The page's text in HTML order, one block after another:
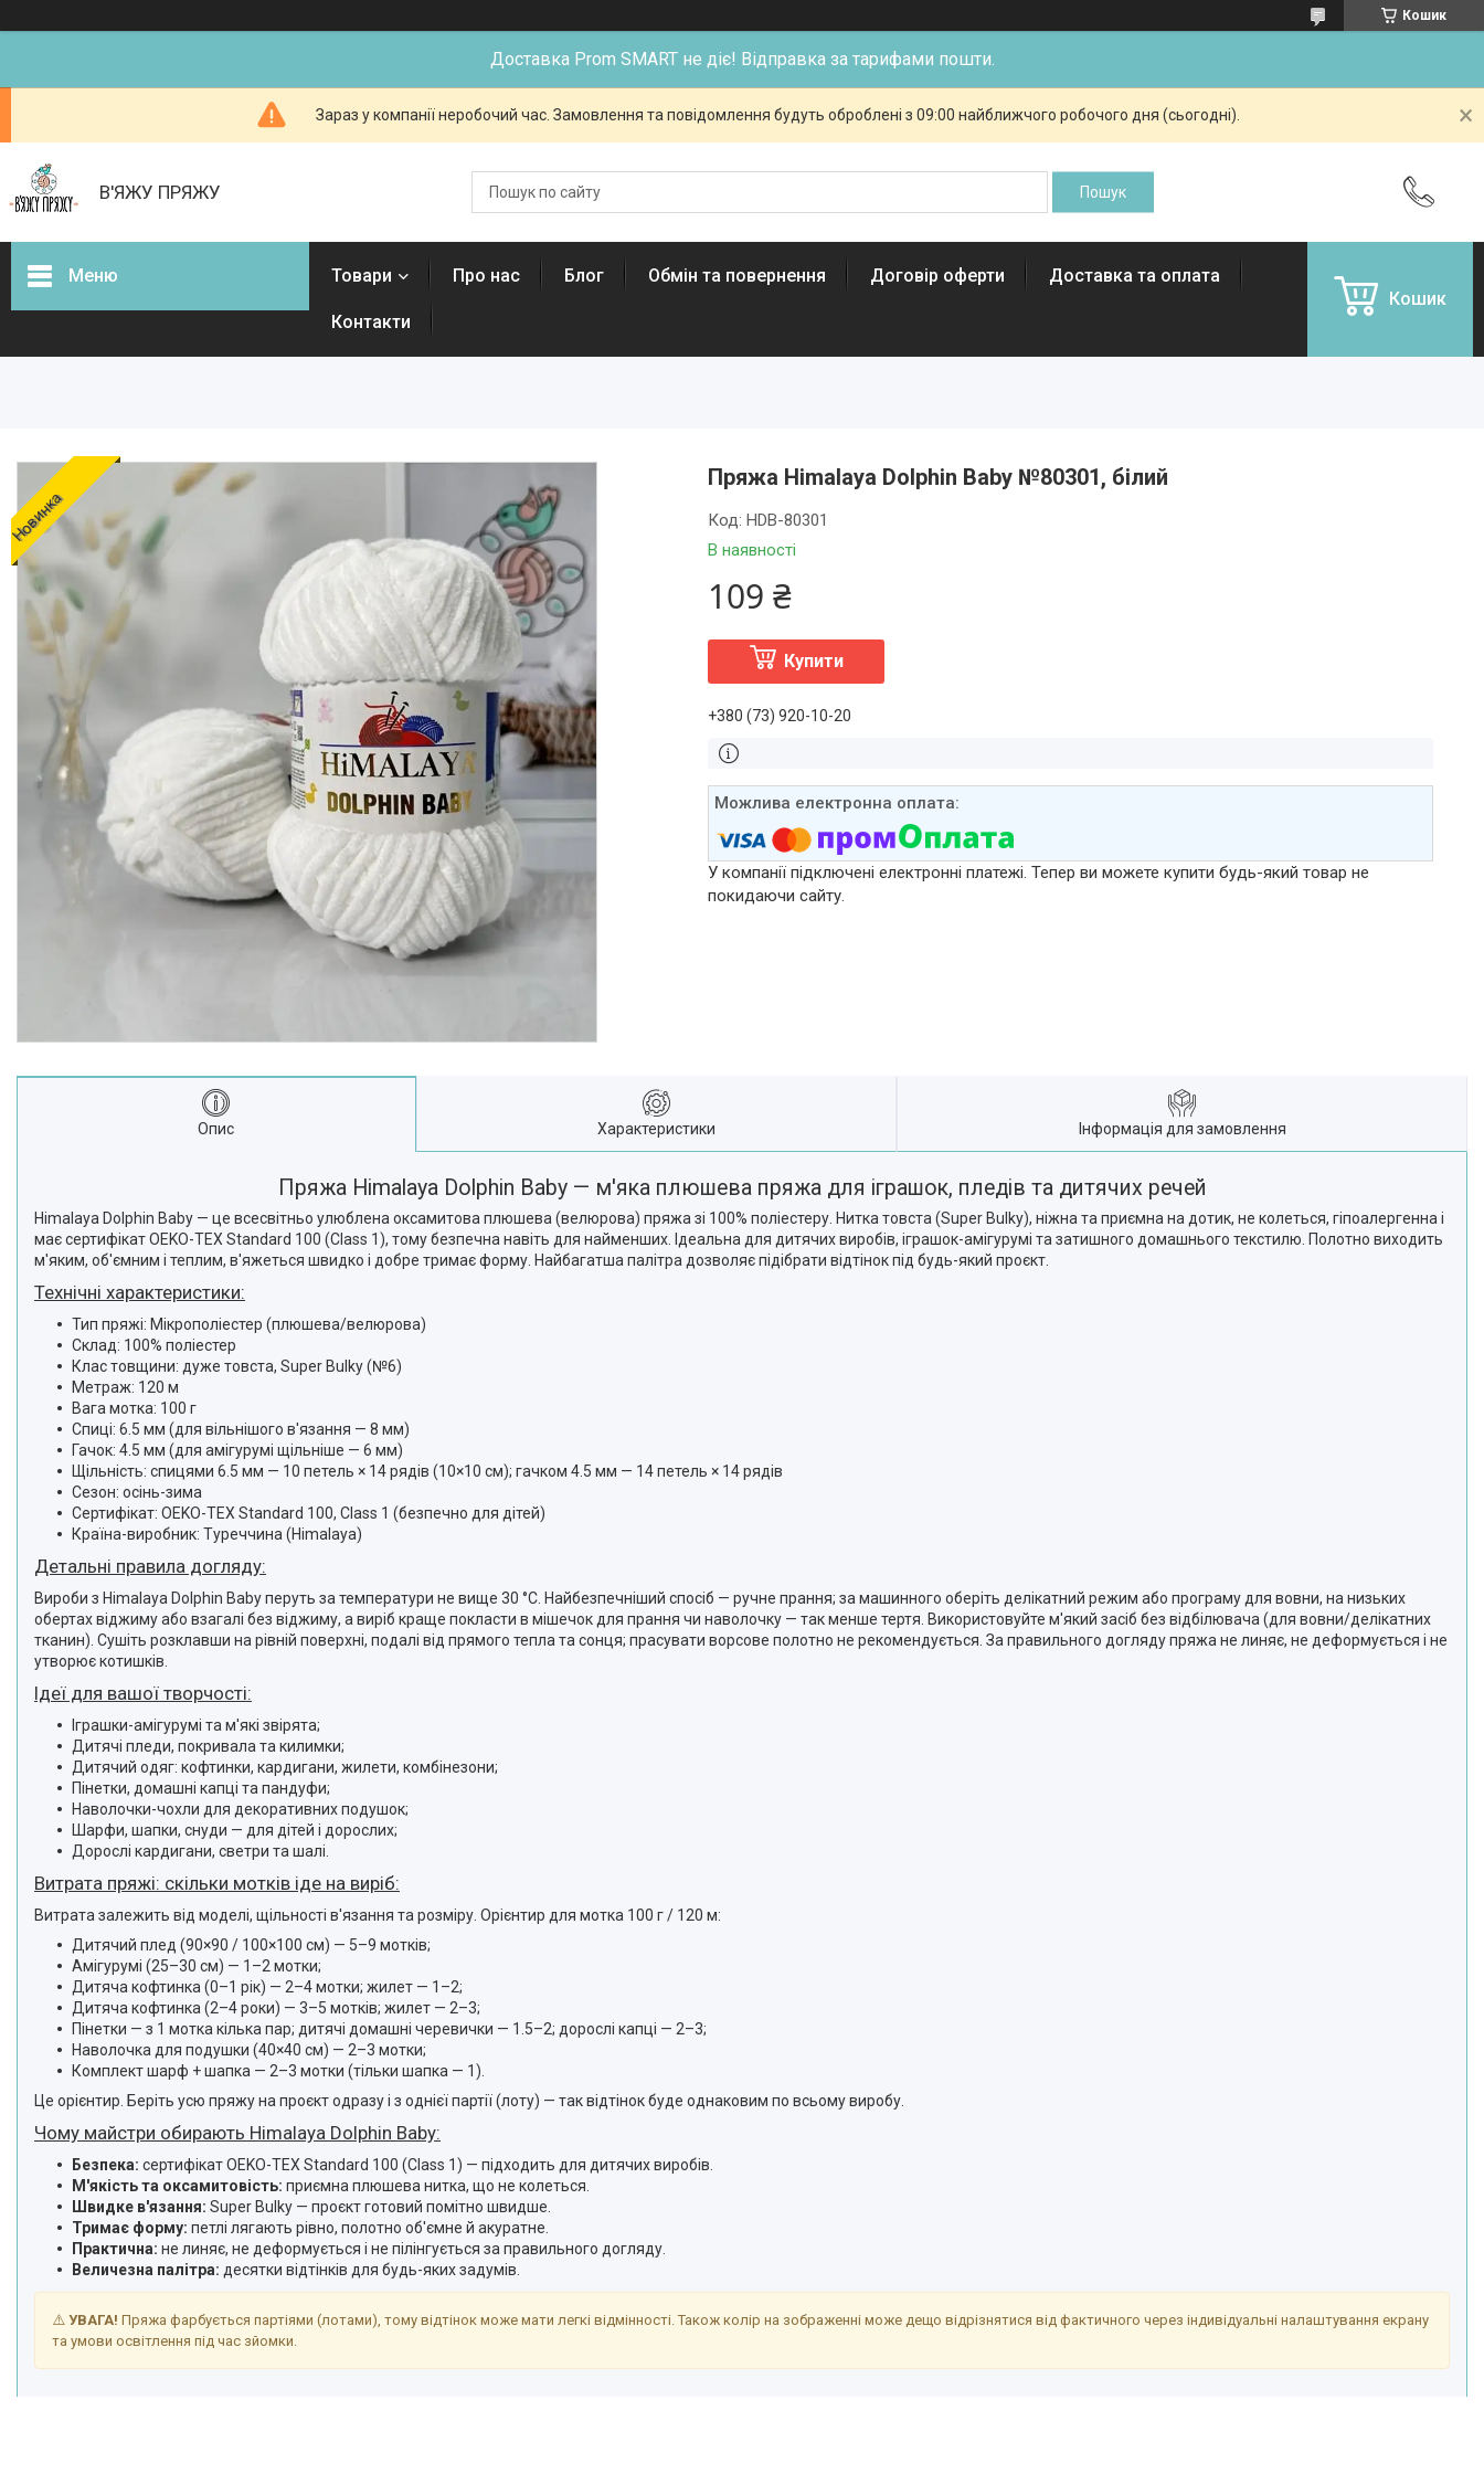
Кошик
Доставка Prom SMART не діє! Відправка за тарифами пошти.
Зараз у компанії неробочий час. Замовлення та повідомлення будуть оброблені з 09:00 найближчого робочого дня (сьогодні).
В'ЯЖУ ПРЯЖУ
Меню Товари Про нас Блог Обмін та повернення Договір оферти Доставка та оплата
Контакти
Кошик
Новинка
Пряжа Himalaya Dolphin Baby №80301, білий
В наявності
Код:HDB-80301
109 ₴
Купити
+380 (73) 920-10-20
У компанії підключені електронні платежі. Тепер ви можете купити будь-який товар не
покидаючи сайту.
Опис Характеристики Інформація для замовлення
Пряжа Himalaya Dolphin Baby — м'яка плюшева пряжа для іграшок, пледів та дитячих речей
Himalaya Dolphin Baby — це всесвітньо улюблена оксамитова плюшева (велюрова) пряжа зі 100% поліестеру. Нитка товста (Super Bulky), ніжна та приємна на дотик, не колеться, гіпоалергенна і
має сертифікат OEKO-TEX Standard 100 (Class 1), тому безпечна навіть для найменших. Ідеальна для дитячих виробів, іграшок-амігурумі та затишного домашнього текстилю. Полотно виходить
м'яким, об'ємним і теплим, в'яжеться швидко і добре тримає форму. Найбагатша палітра дозволяє підібрати відтінок під будь-який проєкт.
Технічні характеристики:
Тип пряжі: Мікрополіестер (плюшева/велюрова)
Склад: 100% поліестер
Клас товщини: дуже товста, Super Bulky (№6)
Метраж: 120 м
Вага мотка: 100 г
Спиці: 6.5 мм (для вільнішого в'язання — 8 мм)
Гачок: 4.5 мм (для амігурумі щільніше — 6 мм)
Щільність: спицями 6.5 мм — 10 петель × 14 рядів (10×10 см); гачком 4.5 мм — 14 петель × 14 рядів
Сезон: осінь-зима
Сертифікат: OEKO-TEX Standard 100, Class 1 (безпечно для дітей)
Країна-виробник: Туреччина (Himalaya)
Детальні правила догляду:
Вироби з Himalaya Dolphin Baby перуть за температури не вище 30 °C. Найбезпечніший спосіб — ручне прання; за машинного оберіть делікатний режим або програму для вовни, на низьких
обертах віджиму або взагалі без віджиму, а виріб краще покласти в мішечок для прання чи наволочку — так менше тертя. Використовуйте м'який засіб без відбілювача (для вовни/делікатних
тканин). Сушіть розклавши на рівній поверхні, подалі від прямого тепла та сонця; прасувати ворсове полотно не рекомендується. За правильного догляду пряжа не линяє, не деформується і не
утворює котишків.
Ідеї для вашої творчості:
Іграшки-амігурумі та м'які звірята;
Дитячі пледи, покривала та килимки;
Дитячий одяг: кофтинки, кардигани, жилети, комбінезони;
Пінетки, домашні капці та пандуфи;
Наволочки-чохли для декоративних подушок;
Шарфи, шапки, снуди — для дітей і дорослих;
Дорослі кардигани, светри та шалі.
Витрата пряжі: скільки мотків іде на виріб:
Витрата залежить від моделі, щільності в'язання та розміру. Орієнтир для мотка 100 г / 120 м:
Дитячий плед (90×90 / 100×100 см) — 5–9 мотків;
Амігурумі (25–30 см) — 1–2 мотки;
Дитяча кофтинка (0–1 рік) — 2–4 мотки; жилет — 1–2;
Дитяча кофтинка (2–4 роки) — 3–5 мотків; жилет — 2–3;
Пінетки — з 1 мотка кілька пар; дитячі домашні черевички — 1.5–2; дорослі капці — 2–3;
Наволочка для подушки (40×40 см) — 2–3 мотки;
Комплект шарф + шапка — 2–3 мотки (тільки шапка — 1).
Це орієнтир. Беріть усю пряжу на проєкт одразу і з однієї партії (лоту) — так відтінок буде однаковим по всьому виробу.
Чому майстри обирають Himalaya Dolphin Baby:
Безпека: сертифікат OEKO-TEX Standard 100 (Class 1) — підходить для дитячих виробів.
М'якість та оксамитовість: приємна плюшева нитка, що не колеться.
Швидке в'язання: Super Bulky — проєкт готовий помітно швидше.
Тримає форму: петлі лягають рівно, полотно об'ємне й акуратне.
Практична: не линяє, не деформується і не пілінгується за правильного догляду.
Величезна палітра: десятки відтінків для будь-яких задумів.
⚠️ УВАГА! Пряжа фарбується партіями (лотами), тому відтінок може мати легкі відмінності. Також колір на зображенні може дещо відрізнятися від фактичного через індивідуальні налаштування екрану
та умови освітлення під час зйомки.